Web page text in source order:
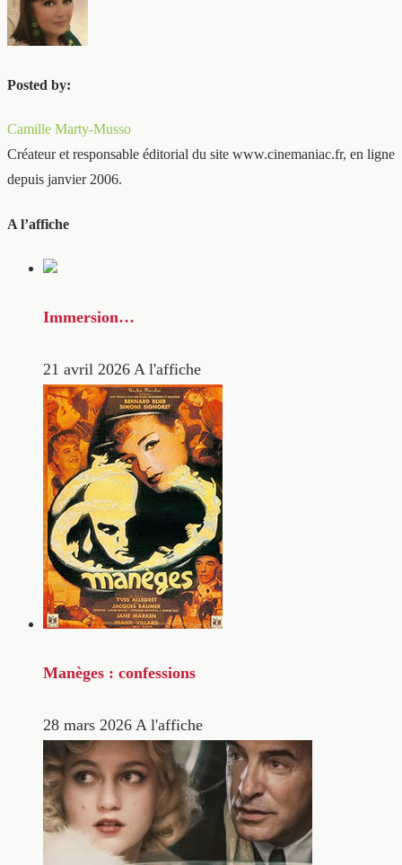
Posted by:
Camille Marty-Musso
Créateur et responsable éditorial du site www.cinemaniac.fr, en ligne
depuis janvier 2006.
A l’affiche
Immersion…
21 avril 2026 A l'affiche
Manèges : confessions
28 mars 2026 A l'affiche